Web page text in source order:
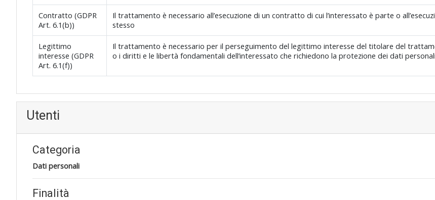
Contratto (GDPR
Art. 6.1(b))
Il trattamento è necessario all’esecuzione di un contratto di cui l’interessato è parte o
stesso
Legittimo
interesse (GDPR
Art. 6.1(f))
Il trattamento è necessario per il perseguimento del legittimo interesse del titolare del
o i diritti e le libertà fondamentali dell’interessato che richiedono la protezione dei dati
Utenti
Categoria
Dati personali
Finalità